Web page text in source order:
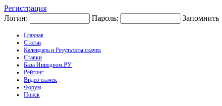
Регистрация
Логин:
Пароль: Запомнить
Главная
Статьи
Календарь и Результаты скачек
Ставки
База Ипподром.РУ
Рейтинг
Видео скачек
Форум
Поиск